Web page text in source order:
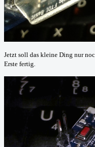
Jetzt soll das kleine Ding nur
Erste fertig.